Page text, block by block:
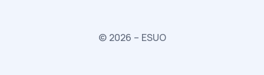
© 2026 – ESUO